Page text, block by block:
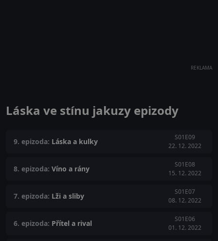
REKLAMA
Láska ve stínu jakuzy epizody
9. epizoda: Láska a kulky
S01E09
22. 12. 2022
8. epizoda: Víno a rány
S01E08
15. 12. 2022
7. epizoda: Lži a sliby
S01E07
08. 12. 2022
6. epizoda: Přítel a rival
S01E06
01. 12. 2022